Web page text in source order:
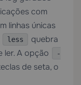
com
linhas únicas
less
quebra
ler. A opção
-
de seta, o